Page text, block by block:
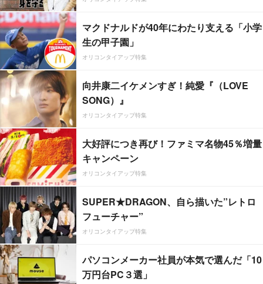
マクドナルドが40年にわたり支える「小学
生の甲子園」
オリコンタイアップ特集
向井康二イケメンすぎ！純愛『（LOVE
SONG）』
オリコンタイアップ特集
大好評につき再び！ファミマ名物45％増量
キャンペーン
オリコンタイアップ特集
SUPER★DRAGON、自ら描いた”レトロ
フューチャー”
オリコンタイアップ特集
パソコンメーカー社員が本気で選んだ「10
万円台PC３選」